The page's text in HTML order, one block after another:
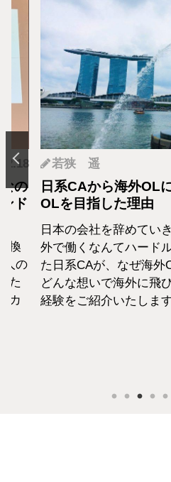
の
ド
換
人の
た
カ
若狭 遥
日系CAから海外OL
OLを目指した理由
日本の会社を辞めてい
外で働くなんてハード
た日系CAが、なぜ海外
どんな想いで海外に飛
経験をご紹介いたします